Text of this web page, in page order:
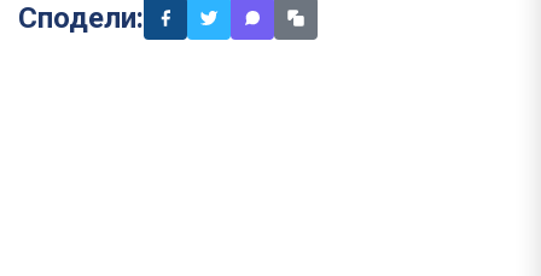
Сподели: